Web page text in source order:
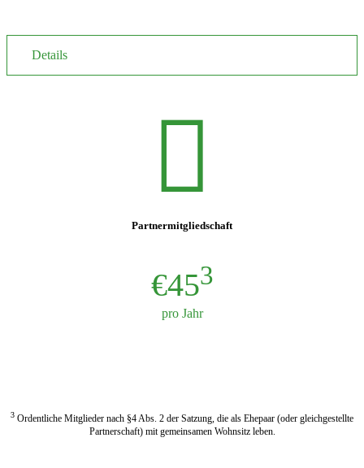
Details
Partnermitgliedschaft
€453
pro Jahr
3 Ordentliche Mitglieder nach §4 Abs. 2 der Satzung, die als Ehepaar (oder gleichgestellte
Partnerschaft) mit gemeinsamen Wohnsitz leben.